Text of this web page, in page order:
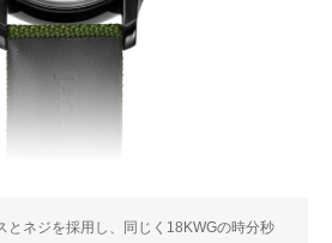
とネジを採用し、同じく18KWGの時分秒